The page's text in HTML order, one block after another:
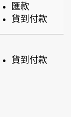
匯款
貨到付款
貨到付款